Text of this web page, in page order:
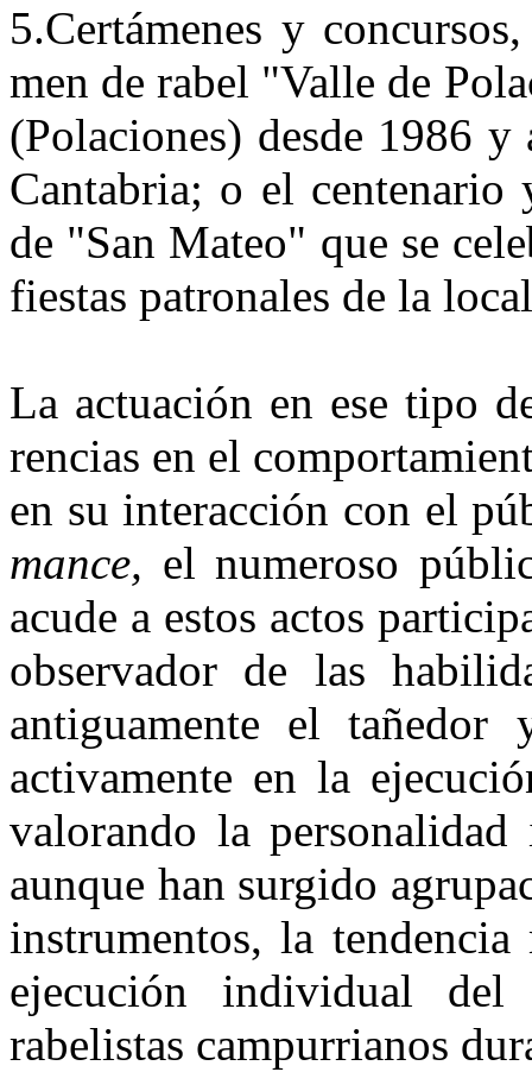
5.Certámenes y
men de rabel "Valle de
(Polaciones) desde 1986
Cantabria; o el
de "San Mateo" que se
fiestas patronales de la
La actuación en ese tipo
rencias en el
en su interacción con el
mance, el numeroso
acu­de a estos actos
ob­servador de las
antigua­mente el tañedor
activamente en la
valorando la
aunque han surgido
instrumentos, la
ejecución individual
rabelistas campurrianos